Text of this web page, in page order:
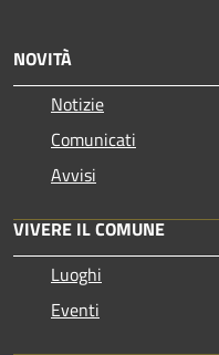
NOVITÀ
Notizie
Comunicati
Avvisi
VIVERE IL COMUNE
Luoghi
Eventi